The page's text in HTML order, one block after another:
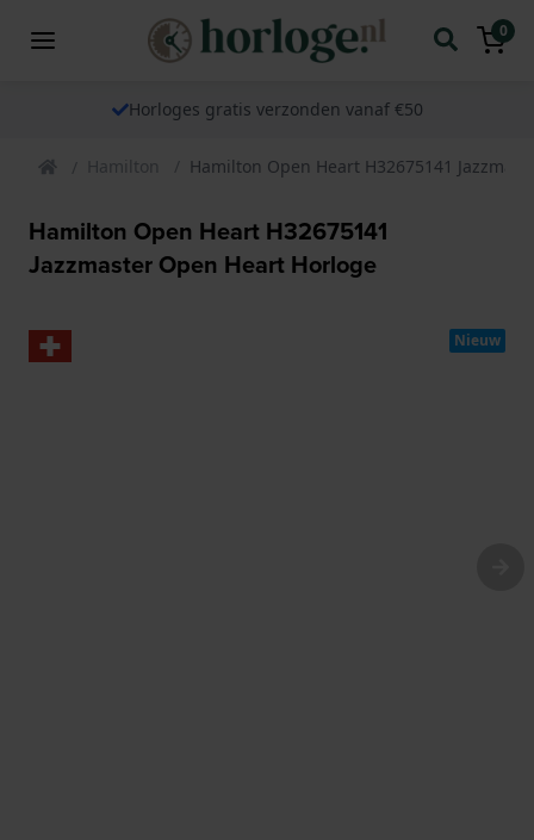
0
Horloges gratis verzonden vanaf €50
Hamilton Hamilton Open Heart H32675141
Hamilton Open Heart H32675141
Jazzmaster Open Heart Horloge
Nieuw